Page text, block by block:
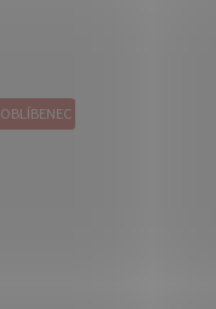
OBLÍBENEC